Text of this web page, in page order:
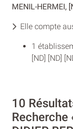
MENIL-HERMEI,
Elle compte
1
[ND] [ND]
10
Recherche